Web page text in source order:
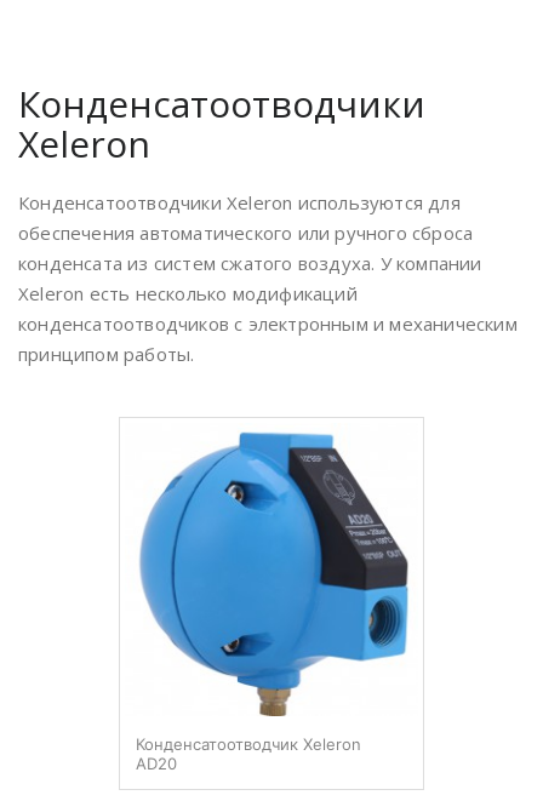
Конденсатоотводчики
Xeleron
Конденсатоотводчики Xeleron используются для
обеспечения автоматического или ручного сброса
конденсата из систем сжатого воздуха. У компании
Xeleron есть несколько модификаций
конденсатоотводчиков с электронным и механическим
принципом работы.
Конденсатоотводчик Xeleron
AD20